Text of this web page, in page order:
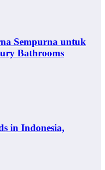
Sempurna untuk
Bathrooms
in Indonesia,